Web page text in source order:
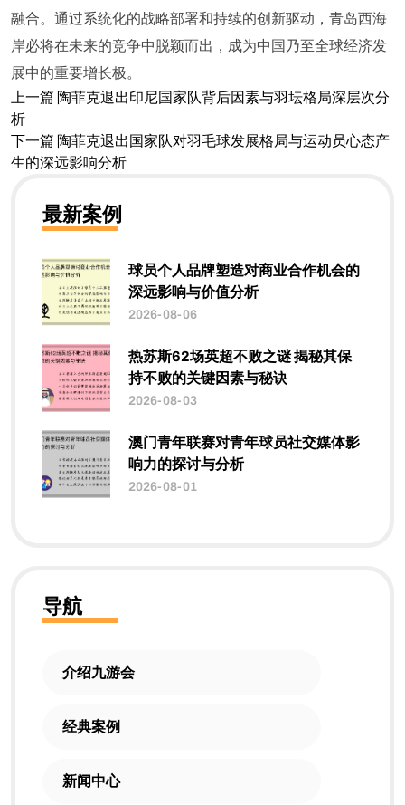
融合。通过系统化的战略部署和持续的创新驱动，青岛西海
岸必将在未来的竞争中脱颖而出，成为中国乃至全球经济发
展中的重要增长极。
上一篇 陶菲克退出印尼国家队背后因素与羽坛格局深层次分
析
下一篇 陶菲克退出国家队对羽毛球发展格局与运动员心态产
生的深远影响分析
最新案例
球员个人品牌塑造对商业合作机会的
深远影响与价值分析
2026-08-06
热苏斯62场英超不败之谜 揭秘其保
持不败的关键因素与秘诀
2026-08-03
澳门青年联赛对青年球员社交媒体影
响力的探讨与分析
2026-08-01
导航
介绍九游会
经典案例
新闻中心